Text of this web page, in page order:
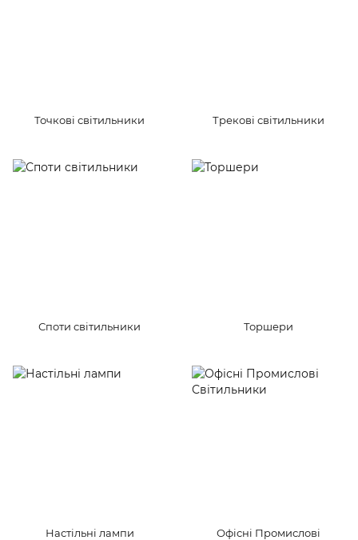
Точкові світильники Трекові світильники
Споти світильники Торшери
Настільні лампи
Офісні Промислові